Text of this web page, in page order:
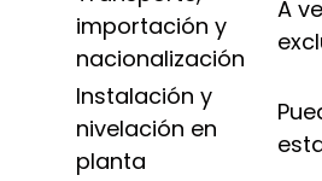
importación y
nacionalización
A
Instalación y
nivelación en
planta